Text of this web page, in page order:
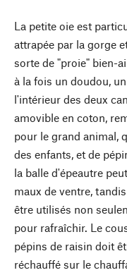
La petite oie est
attrapée par la gorge
sorte de "proie" bien-
à la fois un doudou,
l'intérieur des deux
amovible en coton,
pour le grand animal,
des enfants, et de
la balle d'épeautre
maux de ventre,
être utilisés non
pour rafraîchir. Le
pépins de raisin doit
réchauffé sur le